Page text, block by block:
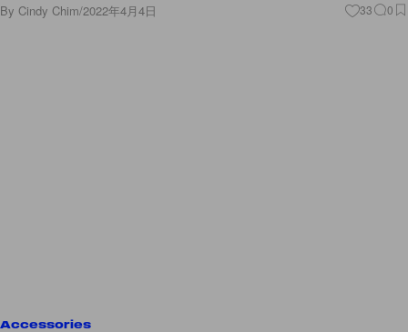
By Cindy Chim/2022年4月4日 33 0
Accessories